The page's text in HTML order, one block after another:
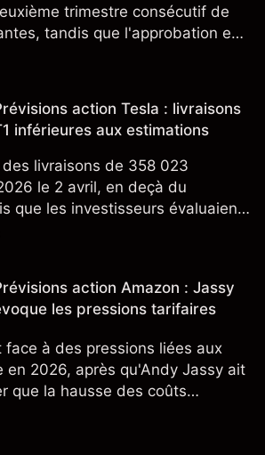
trimestre consécutif de
tandis que l'approbation en
V2G pour le Cybertruck
action Tesla : livraisons
inférieures aux estimations
livraisons de 358 023
le 2 avril, en deçà du
que les investisseurs évaluaient
des stocks et les projets
les objectifs de cours
tiers.
action Amazon : Jassy
les pressions tarifaires
à des pressions liées aux
en 2026, après qu'Andy Jassy ait
que la hausse des coûts
à se répercuter sur